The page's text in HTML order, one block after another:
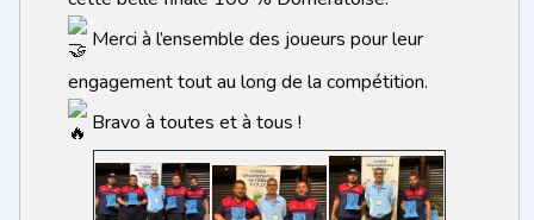
Merci à l’ensemble des joueurs pour leur
engagement tout au long de la compétition.
Bravo à toutes et à tous !